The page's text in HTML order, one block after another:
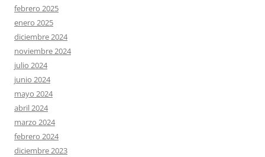
febrero 2025
enero 2025
diciembre 2024
noviembre 2024
julio 2024
junio 2024
mayo 2024
abril 2024
marzo 2024
febrero 2024
diciembre 2023